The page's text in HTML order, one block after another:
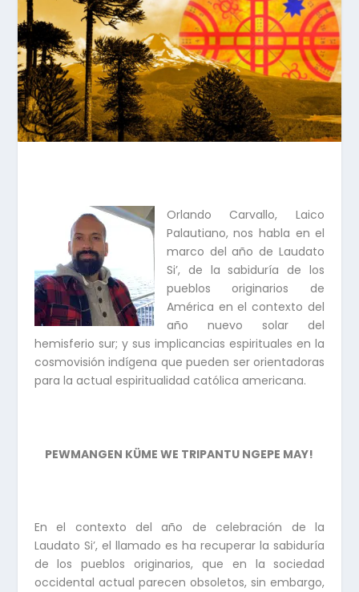
Orlando Carvallo, Laico
Palautiano, nos habla en el
marco del año de Laudato
Si’, de la sabiduría de los
pueblos originarios de
América en el contexto del
año nuevo solar del
hemisferio sur; y sus implicancias espirituales en la
cosmovisión indígena que pueden ser orientadoras
para la actual espiritualidad católica americana.
PEWMANGEN KÜME WE TRIPANTU NGEPE MAY!
En el contexto del año de celebración de la
Laudato Si’, el llamado es ha recuperar la sabiduría
de los pueblos originarios, que en la sociedad
occidental actual parecen obsoletos, sin embargo,